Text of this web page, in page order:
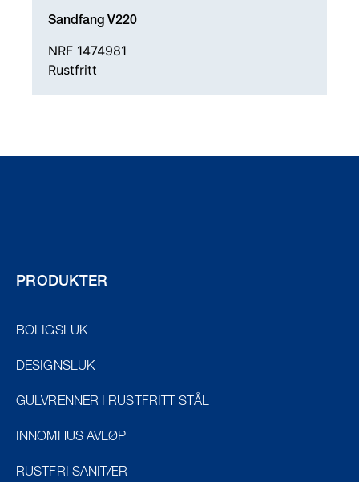
Sandfang V220
NRF 1474981
Rustfritt
PRODUKTER
BOLIGSLUK
DESIGNSLUK
GULVRENNER I RUSTFRITT STÅL
INNOMHUS AVLØP
RUSTFRI SANITÆR